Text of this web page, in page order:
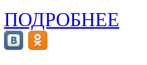
ПОДРОБНЕЕ